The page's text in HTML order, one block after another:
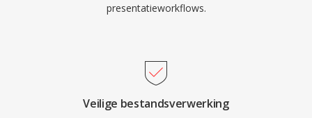
presentatieworkflows.
Veilige bestandsverwerking